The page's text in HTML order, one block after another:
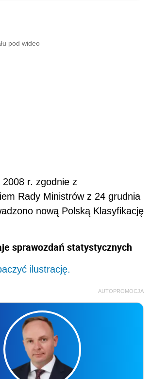
pod wideo
r. zgodnie z
Rady Ministrów z 24 grudnia
nową Polską Klasyfikację
sprawozdań statystycznych
ilustrację.
AUTOPROMOCJA